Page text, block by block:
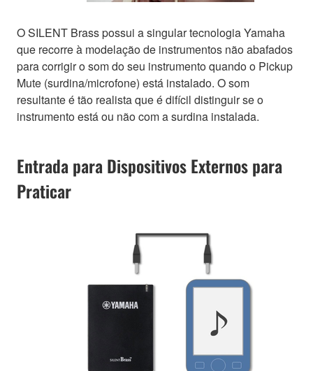
O SILENT Brass possui a singular tecnologia Yamaha
que recorre à modelação de instrumentos não abafados
para corrigir o som do seu instrumento quando o Pickup
Mute (surdina/microfone) está instalado. O som
resultante é tão realista que é difícil distinguir se o
instrumento está ou não com a surdina instalada.
Entrada para Dispositivos Externos para
Praticar